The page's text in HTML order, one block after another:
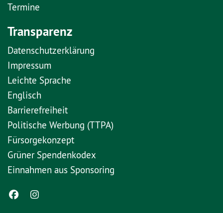
Termine
Transparenz
Datenschutzerklärung
Impressum
Leichte Sprache
Englisch
Barrierefreiheit
Politische Werbung (TTPA)
Fürsorgekonzept
Grüner Spendenkodex
Einnahmen aus Sponsoring